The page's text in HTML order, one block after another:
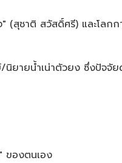
สุชาติ สวัสดิ์ศรี) และโลกก
นิยายน้ำเน่าตัวยง ซึ่งปัจจั
ของตนเอง